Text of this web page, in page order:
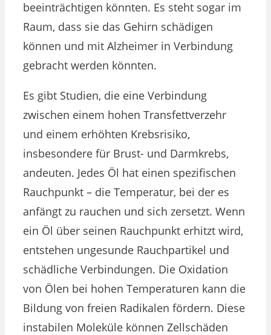
beeinträchtigen könnten. Es steht sogar im
Raum, dass sie das Gehirn schädigen
können und mit Alzheimer in Verbindung
gebracht werden könnten.
Es gibt Studien, die eine Verbindung
zwischen einem hohen Transfettverzehr
und einem erhöhten Krebsrisiko,
insbesondere für Brust- und Darmkrebs,
andeuten. Jedes Öl hat einen spezifischen
Rauchpunkt – die Temperatur, bei der es
anfängt zu rauchen und sich zersetzt. Wenn
ein Öl über seinen Rauchpunkt erhitzt wird,
entstehen ungesunde Rauchpartikel und
schädliche Verbindungen. Die Oxidation
von Ölen bei hohen Temperaturen kann die
Bildung von freien Radikalen fördern. Diese
instabilen Moleküle können Zellschäden